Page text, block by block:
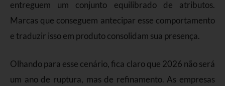
entreguem um conjunto equilibrado de atributos.
Marcas que conseguem antecipar esse comportamento
e traduzir isso em produto consolidam sua presença.
Olhando para esse cenário, fica claro que 2026 não será
um ano de ruptura, mas de refinamento. As empresas